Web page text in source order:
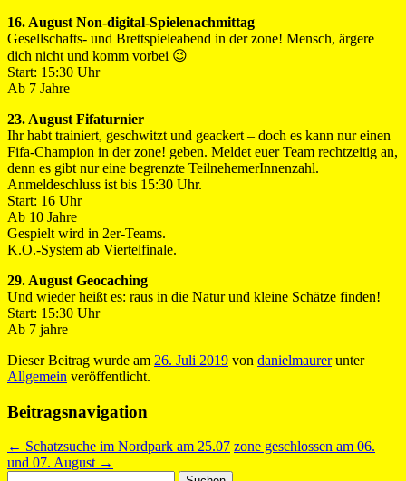
16. August Non-digital-Spielenachmittag
Gesellschafts- und Brettspieleabend in der zone! Mensch, ärgere
dich nicht und komm vorbei 😉
Start: 15:30 Uhr
Ab 7 Jahre
23. August Fifaturnier
Ihr habt trainiert, geschwitzt und geackert – doch es kann nur einen
Fifa-Champion in der zone! geben. Meldet euer Team rechtzeitig an,
denn es gibt nur eine begrenzte TeilnehemerInnenzahl.
Anmeldeschluss ist bis 15:30 Uhr.
Start: 16 Uhr
Ab 10 Jahre
Gespielt wird in 2er-Teams.
K.O.-System ab Viertelfinale.
29. August Geocaching
Und wieder heißt es: raus in die Natur und kleine Schätze finden!
Start: 15:30 Uhr
Ab 7 jahre
Dieser Beitrag wurde am 26. Juli 2019 von danielmaurerunter
Allgemein veröffentlicht.
Beitragsnavigation
← Schatzsuche im Nordpark am 25.07 zone geschlossen am 06.
und 07. August →